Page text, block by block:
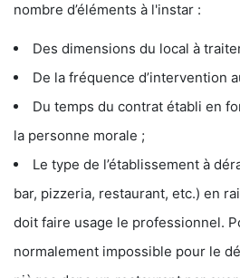
nombre d’éléments à l'instar :
Des dimensions du local à
De la fréquence d’intervention
Du temps du contrat établi en
la personne morale ;
Le type de l’établissement à
bar, pizzeria, restaurant, etc.) en
doit faire usage le professionnel.
normalement impossible pour le